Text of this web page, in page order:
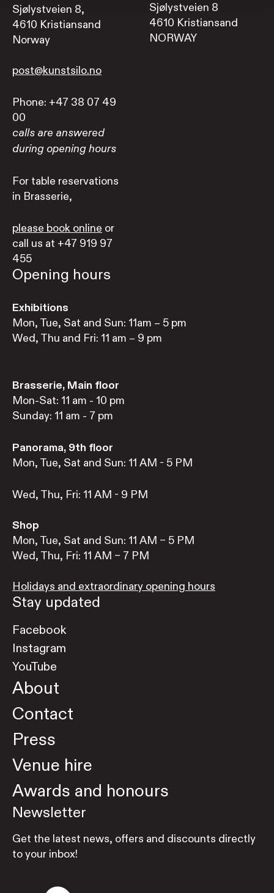
Sjølystveien 8,
4610 Kristiansand
Norway
post@kunstsilo.no
Phone: +47 38 07 49
00
calls are answered
during opening hours
For table reservations
in Brasserie,
please book online or
call us at +47 919 97
455
Sjølystveien 8
4610 Kristiansand
NORWAY
Opening hours
Exhibitions
Mon, Tue, Sat and Sun: 11am – 5 pm
Wed, Thu and Fri: 11 am – 9 pm
Brasserie, Main floor
Mon-Sat: 11 am - 10 pm
Sunday: 11 am - 7 pm
Panorama, 9th floor
Mon, Tue, Sat and Sun: 11 AM - 5 PM
Wed, Thu, Fri: 11 AM - 9 PM
Shop
Mon, Tue, Sat and Sun: 11 AM – 5 PM
Wed, Thu, Fri: 11 AM – 7 PM
Holidays and extraordinary opening hours
Stay updated
Facebook
Instagram
YouTube
About
Contact
Press
Venue hire
Awards and honours
Newsletter
Get the latest news, offers and discounts directly
to your inbox!